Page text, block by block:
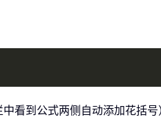
看到公式两侧自动添加花括